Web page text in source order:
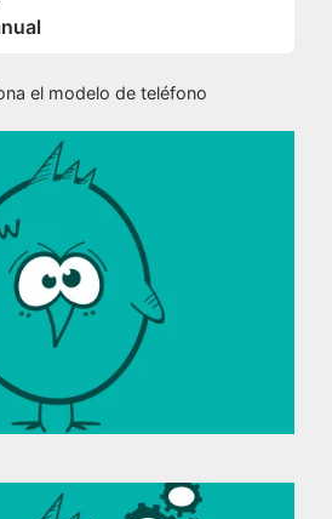
el modelo de teléfono